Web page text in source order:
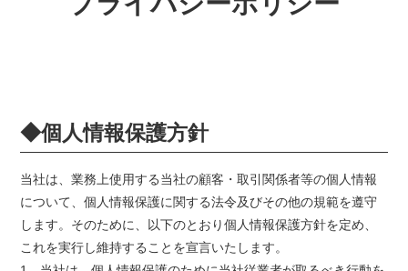
◆個人情報保護方針
当社は、業務上使用する当社の顧客・取引関係者等の個人情報
について、個人情報保護に関する法令及びその他の規範を遵守
します。そのために、以下のとおり個人情報保護方針を定め、
これを実行し維持することを宣言いたします。